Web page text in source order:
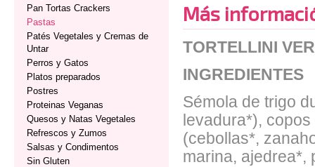
Pan Tortas Crackers
Pastas
Patés Vegetales y Cremas de
Untar
Perros y Gatos
Platos preparados
Postres
Proteinas Veganas
Quesos y Natas Vegetales
Refrescos y Zumos
Salsas y Condimentos
Sin Gluten
Más
TORTELLINI
INGREDIENTES
Sémola de trigo
levadura*),
(cebollas*,
marina, ajedrea*,